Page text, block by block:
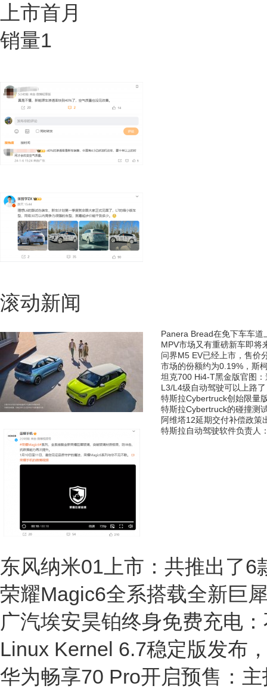
滚动新闻
Panera Bread在免下车车道
MPV市场又有重磅新车即将
问界M5 EV已经上市，售价
市场的份额约为0.19%，斯
坦克700 Hi4-T黑金版官图
L3/L4级自动驾驶可以上路
特斯拉Cybertruck创始限量
特斯拉Cybertruck的碰撞测
阿维塔12延期交付补偿政策
特斯拉自动驾驶软件负责人
东风纳米01上市：共推出了6
荣耀Magic6全系搭载全新巨
广汽埃安昊铂终身免费充电
Linux Kernel 6.7稳定版发布
华为畅享70 Pro开启预售：